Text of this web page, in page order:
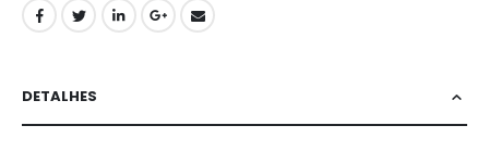
DETALHES